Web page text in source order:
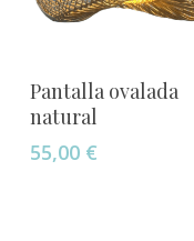
Añadir Al Carrito
Pantalla ovalada
natural
55,00 €